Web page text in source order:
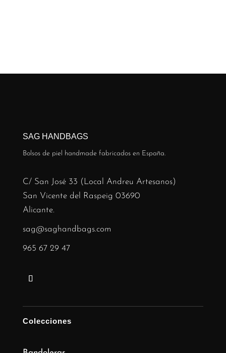
SAG HANDBAGS
Bolsos de piel handmade fabricados en España.
C/ San José 33 (Local Andreu Artesanos)
San Vicente del Raspeig 03690
Alicante.
sag@saghandbags.com
965 67 29 47
Colecciones